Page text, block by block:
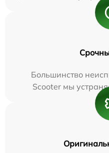
Большинство
Scooter мы